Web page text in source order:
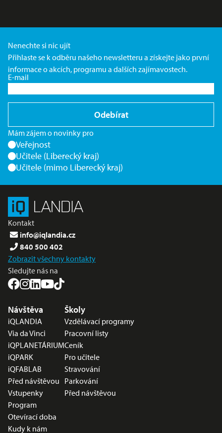
Nenechte si nic ujít
Přihlaste se k odběru našeho newsletteru a získejte jako první
informace o akcích, programu a dalších zajímavostech.
E-mail
Odebírat
Mám zájem o novinky pro
Veřejnost
Učitele (Liberecký kraj)
Učitele (mimo Liberecký kraj)
Kontakt
info@iqlandia.cz
840 500 402
Zobrazit všechny kontakty
Sledujte nás na
Nabídka v zápatí
Návštěva
iQLANDIA
Via da Vinci
iQPLANETÁRIUM
iQPARK
iQFABLAB
Před návštěvou
Vstupenky
Program
Otevírací doba
Kudy k nám
Školy
Vzdělávací programy
Pracovní listy
Ceník
Pro učitele
Stravování
Parkování
Před návštěvou